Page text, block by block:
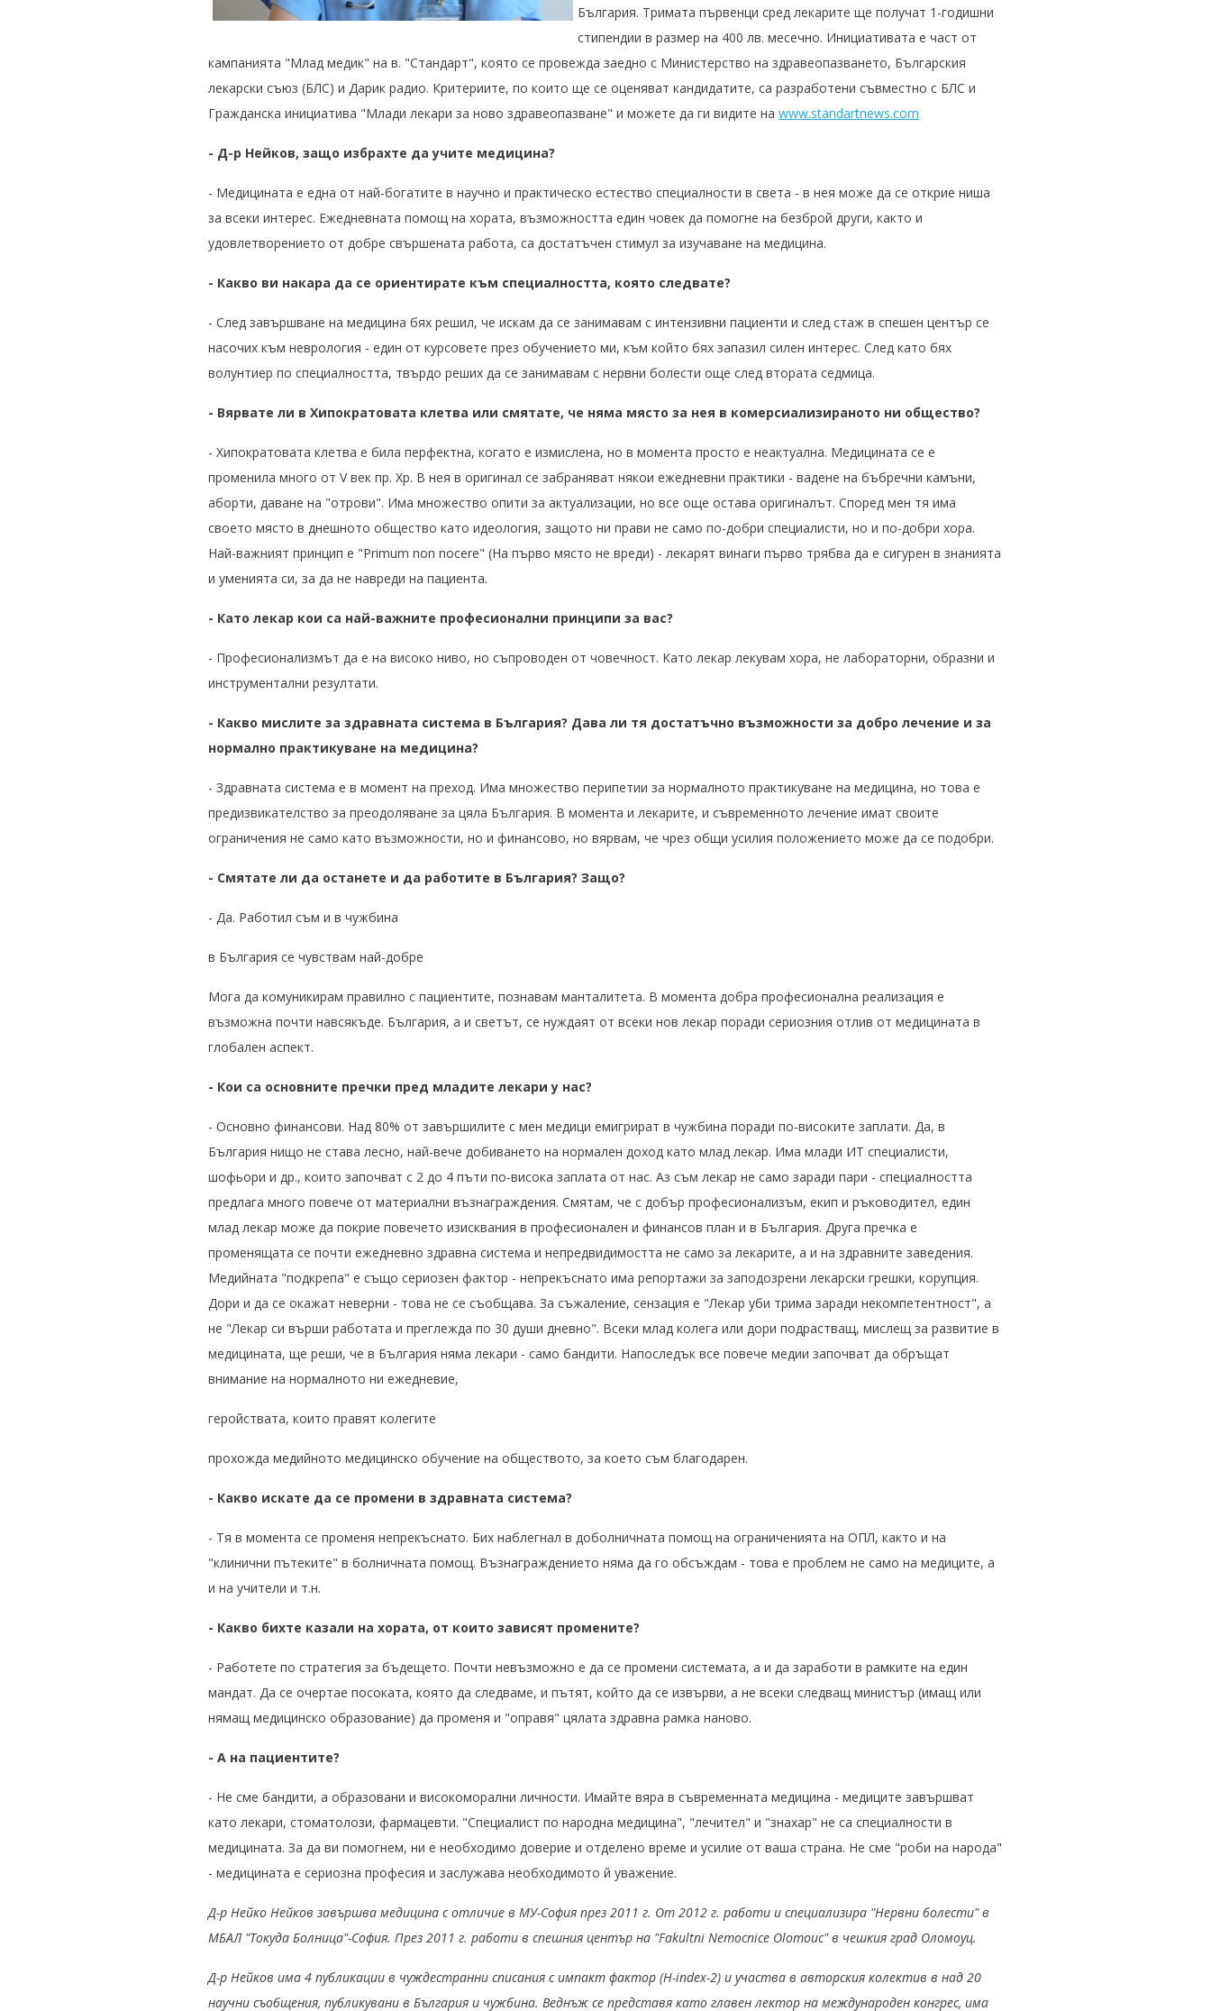
България. Тримата първенци сред лекарите ще получат 1-годишни
стипендии в размер на 400 лв. месечно. Инициативата е част от
кампанията "Млад медик" на в. "Стандарт", която се провежда заедно с Министерство на здравеопазването, Българския
лекарски съюз (БЛС) и Дарик радио. Критериите, по които ще се оценяват кандидатите, са разработени съвместно с БЛС и
Гражданска инициатива "Млади лекари за ново здравеопазване" и можете да ги видите на www.standartnews.com
- Д-р Нейков, защо избрахте да учите медицина?
- Медицината е една от най-богатите в научно и практическо естество специалности в света - в нея може да се открие ниша
за всеки интерес. Ежедневната помощ на хората, възможността един човек да помогне на безброй други, както и
удовлетворението от добре свършената работа, са достатъчен стимул за изучаване на медицина.
- Какво ви накара да се ориентирате към специалността, която следвате?
- След завършване на медицина бях решил, че искам да се занимавам с интензивни пациенти и след стаж в спешен център се
насочих към неврология - един от курсовете през обучението ми, към който бях запазил силен интерес. След като бях
волунтиер по специалността, твърдо реших да се занимавам с нервни болести още след втората седмица.
- Вярвате ли в Хипократовата клетва или смятате, че няма място за нея в комерсиализираното ни общество?
- Хипократовата клетва е била перфектна, когато е измислена, но в момента просто е неактуална. Медицината се е
променила много от V век пр. Хр. В нея в оригинал се забраняват някои ежедневни практики - вадене на бъбречни камъни,
аборти, даване на "отрови". Има множество опити за актуализации, но все още остава оригиналът. Според мен тя има
своето място в днешното общество като идеология, защото ни прави не само по-добри специалисти, но и по-добри хора.
Най-важният принцип е "Primum non nocere" (На първо място не вреди) - лекарят винаги първо трябва да е сигурен в знанията
и уменията си, за да не навреди на пациента.
- Като лекар кои са най-важните професионални принципи за вас?
- Професионализмът да е на високо ниво, но съпроводен от човечност. Като лекар лекувам хора, не лабораторни, образни и
инструментални резултати.
- Какво мислите за здравната система в България? Дава ли тя достатъчно възможности за добро лечение и за
нормално практикуване на медицина?
- Здравната система е в момент на преход. Има множество перипетии за нормалното практикуване на медицина, но това е
предизвикателство за преодоляване за цяла България. В момента и лекарите, и съвременното лечение имат своите
ограничения не само като възможности, но и финансово, но вярвам, че чрез общи усилия положението може да се подобри.
- Смятате ли да останете и да работите в България? Защо?
- Да. Работил съм и в чужбина
в България се чувствам най-добре
Мога да комуникирам правилно с пациентите, познавам манталитета. В момента добра професионална реализация е
възможна почти навсякъде. България, а и светът, се нуждаят от всеки нов лекар поради сериозния отлив от медицината в
глобален аспект.
- Кои са основните пречки пред младите лекари у нас?
- Основно финансови. Над 80% от завършилите с мен медици емигрират в чужбина поради по-високите заплати. Да, в
България нищо не става лесно, най-вече добиването на нормален доход като млад лекар. Има млади ИТ специалисти,
шофьори и др., които започват с 2 до 4 пъти по-висока заплата от нас. Аз съм лекар не само заради пари - специалността
предлага много повече от материални възнаграждения. Смятам, че с добър професионализъм, екип и ръководител, един
млад лекар може да покрие повечето изисквания в професионален и финансов план и в България. Друга пречка е
променящата се почти ежедневно здравна система и непредвидимостта не само за лекарите, а и на здравните заведения.
Медийната "подкрепа" е също сериозен фактор - непрекъснато има репортажи за заподозрени лекарски грешки, корупция.
Дори и да се окажат неверни - това не се съобщава. За съжаление, сензация е "Лекар уби трима заради некомпетентност", а
не "Лекар си върши работата и преглежда по 30 души дневно". Всеки млад колега или дори подрастващ, мислещ за развитие в
медицината, ще реши, че в България няма лекари - само бандити. Напоследък все повече медии започват да обръщат
внимание на нормалното ни ежедневие,
геройствата, които правят колегите
прохожда медийното медицинско обучение на обществото, за което съм благодарен.
- Какво искате да се промени в здравната система?
- Тя в момента се променя непрекъснато. Бих наблегнал в доболничната помощ на ограниченията на ОПЛ, както и на
"клинични пътеките" в болничната помощ. Възнаграждението няма да го обсъждам - това е проблем не само на медиците, а
и на учители и т.н.
- Какво бихте казали на хората, от които зависят промените?
- Работете по стратегия за бъдещето. Почти невъзможно е да се промени системата, а и да заработи в рамките на един
мандат. Да се очертае посоката, която да следваме, и пътят, който да се извърви, а не всеки следващ министър (имащ или
нямащ медицинско образование) да променя и "оправя" цялата здравна рамка наново.
- А на пациентите?
- Не сме бандити, а образовани и високоморални личности. Имайте вяра в съвременната медицина - медиците завършват
като лекари, стоматолози, фармацевти. "Специалист по народна медицина", "лечител" и "знахар" не са специалности в
медицината. За да ви помогнем, ни е необходимо доверие и отделено време и усилие от ваша страна. Не сме "роби на народа"
- медицината е сериозна професия и заслужава необходимото й уважение.
Д-р Нейко Нейков завършва медицина с отличие в МУ-София през 2011 г. От 2012 г. работи и специализира "Нервни болести" в
МБАЛ "Токуда Болница"-София. През 2011 г. работи в спешния център на "Fakultni Nemocnice Olomouc" в чешкия град Оломоуц.
Д-р Нейков има 4 публикации в чуждестранни списания с импакт фактор (H-index-2) и участва в авторския колектив в над 20
научни съобщения, публикувани в България и чужбина. Веднъж се представя като главен лектор на международен конгрес, има